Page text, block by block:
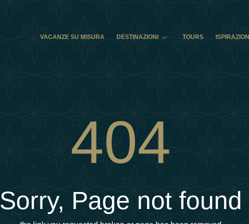
VACANZE SU MISURA
DESTINAZIONI TOURS ISPIRAZIONI
404
Sorry, Page not found